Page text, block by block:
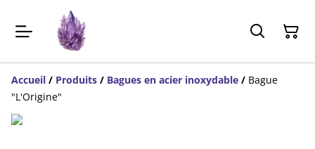
Accueil / Produits / Bagues en acier inoxydable / Bague
"L'Origine"